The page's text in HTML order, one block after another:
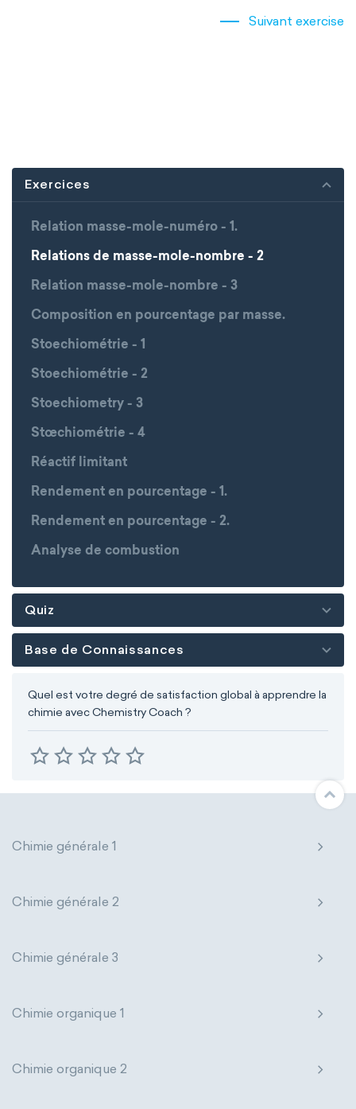
Suivant exercise
Exercices
Relation masse-mole-numéro - 1.
Relations de masse-mole-nombre - 2
Relation masse-mole-nombre - 3
Composition en pourcentage par masse.
Stoechiométrie - 1
Stoechiométrie - 2
Stoechiometry - 3
Stœchiométrie - 4
Réactif limitant
Rendement en pourcentage - 1.
Rendement en pourcentage - 2.
Analyse de combustion
Quiz
Base de Connaissances
Quel est votre degré de satisfaction global à apprendre la
chimie avec Chemistry Coach ?
Chimie générale 1
Chimie générale 2
Chimie générale 3
Chimie organique 1
Chimie organique 2